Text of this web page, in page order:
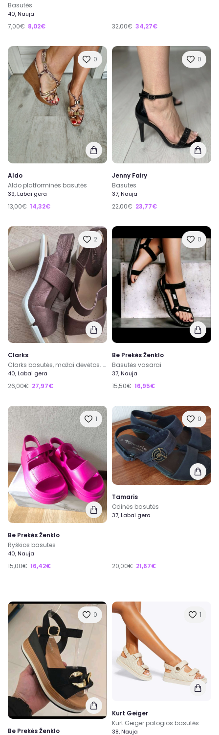
Basutės
40, Nauja
7,00€ 8,02€ 32,00€ 34,27€
0
Aldo
Aldo platforminės basutės
39, Labai gera
13,00€ 14,32€
0
Jenny Fairy
Basutes
37, Nauja
22,00€ 23,77€
2
Clarks
Clarks basutės, mažai dėvėtos. Natūrali oda. Graži spalva . 39.5-40 dydis
40, Labai gera
26,00€ 27,97€
0
Be Prekės Ženklo
Basutės vasarai
37, Nauja
15,50€ 16,95€
1
Be Prekės Ženklo
Ryškios basutes
40, Nauja
15,00€ 16,42€
0
Tamaris
Odinės basutės
37, Labai gera
20,00€ 21,67€
0
Be Prekės Ženklo
1
Kurt Geiger
Kurt Geiger patogios basutės
38, Nauja